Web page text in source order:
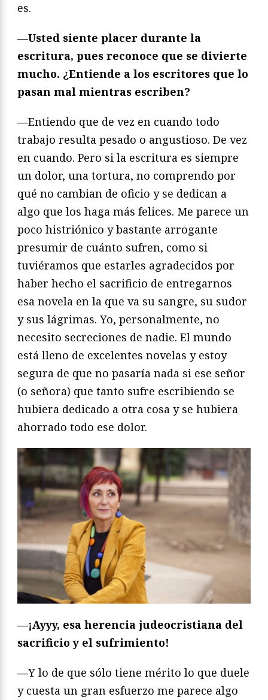
es.
—Usted siente placer durante la
escritura, pues reconoce que se divierte
mucho. ¿Entiende a los escritores que lo
pasan mal mientras escriben?
—Entiendo que de vez en cuando todo
trabajo resulta pesado o angustioso. De vez
en cuando. Pero si la escritura es siempre
un dolor, una tortura, no comprendo por
qué no cambian de oficio y se dedican a
algo que los haga más felices. Me parece un
poco histriónico y bastante arrogante
presumir de cuánto sufren, como si
tuviéramos que estarles agradecidos por
haber hecho el sacrificio de entregarnos
esa novela en la que va su sangre, su sudor
y sus lágrimas. Yo, personalmente, no
necesito secreciones de nadie. El mundo
está lleno de excelentes novelas y estoy
segura de que no pasaría nada si ese señor
(o señora) que tanto sufre escribiendo se
hubiera dedicado a otra cosa y se hubiera
ahorrado todo ese dolor.
—¡Ayyy, esa herencia judeocristiana del
sacrificio y el sufrimiento!
—Y lo de que sólo tiene mérito lo que duele
y cuesta un gran esfuerzo me parece algo